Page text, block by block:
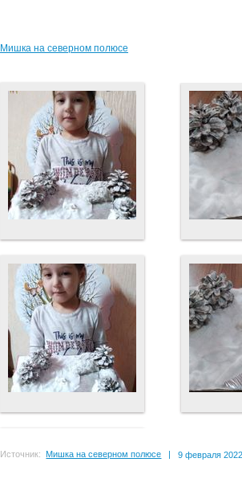
Мишка на северном полюсе
Источник: Мишка на северном полюсе | 9 февраля 2022